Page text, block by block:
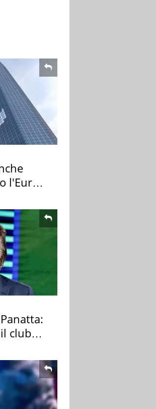
l'Euro
club